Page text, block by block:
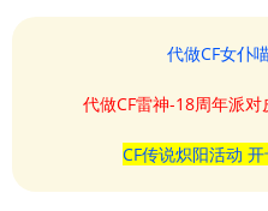
代做CF女仆
代做CF雷神-18周年派
CF传说炽阳活动